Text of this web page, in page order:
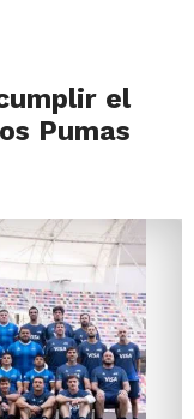
el
Pumas